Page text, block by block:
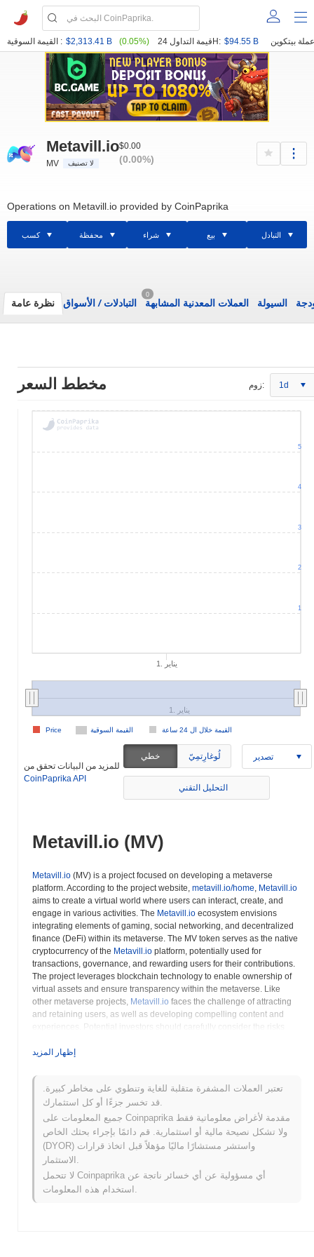
القيمة السوقية : $2,313.41 B (0.05%) قيمة التداول 24H: $94.55 B
Metavill.io
MV لا تصنيف
$0.00
(0.00%)
Operations on Metavill.io provided by CoinPaprika
كسب محفظة شراء بيع التبادل
نظرة عامة التبادلات/ الأسواق
0
العملات المعدنية المشابهة السيولة
مخطط السعر زوم: 1d
1. يناير
القيمة السوقية القيمة خلال ال 24 ساعة Price
1. يناير
1
2
3
4
5
للمزيد من البيانات تحقق من
CoinPaprika API
خطي لُوغارِتمِيّ تصدير
التحليل التقني
Metavill.io (MV)
Metavill.io (MV) is a project focused on developing a metaverse
platform. According to the project website, metavill.io/home, Metavill.io
aims to create a virtual world where users can interact, create, and
engage in various activities. The Metavill.io ecosystem envisions
integrating elements of gaming, social networking, and decentralized
finance (DeFi) within its metaverse. The MV token serves as the native
cryptocurrency of the Metavill.io platform, potentially used for
transactions, governance, and rewarding users for their contributions.
The project leverages blockchain technology to enable ownership of
virtual assets and ensure transparency within the metaverse. Like
other metaverse projects, Metavill.io faces the challenge of attracting
and retaining users, as well as developing compelling content and
experiences. Potential investors should carefully consider the risks
challenges and market competition. Conducting thorough research,
team's expertise are crucial steps before investing in MV or any other
cryptocurrency. Furthermore, it is important to understand the project's
roadmap and its plans for future development. The
aims to create a vibrant and engaging metaverse, but its success will
depend on its ability to innovate, build partnerships, and adapt to the
evolving landscape of the metaverse industry. Prospective investors
are advised to seek independent financial advice before engaging
with MV or any other digital asset. Evaluating the project's scalability
and security measures is also important to ensure its ability to handle a
growing user base and protect user assets.
إظهار المزيد
تعتبر العملات المشفرة متقلبة للغاية وتنطوي على مخاطر كبيرة.
قد تخسر جزءًا أو كل استثمارك.
جميع المعلومات على Coinpaprika مقدمة لأغراض معلوماتية فقط
ولا تشكل نصيحة مالية أو استثمارية. قم دائمًا بإجراء بحثك الخاص
(DYOR) واستشر مستشارًا ماليًا مؤهلاً قبل اتخاذ قرارات
لا تتحمل Coinpaprika أي مسؤولية عن أي خسائر ناتجة عن